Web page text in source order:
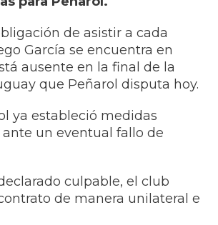
de asistir a cada
García se encuentra en
ausente en la final de la
que Peñarol disputa hoy.​
ya estableció medidas
un eventual fallo de
culpable, el club
de manera unilateral e